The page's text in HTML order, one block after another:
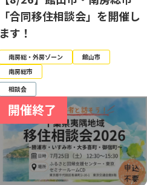
「合同移住相談会」を開催し
ます！
南房総・外房ゾーン
館山市
南房総市
相談会